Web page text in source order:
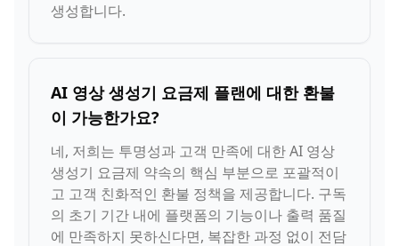
생성합니다.
AI 영상 생성기 요금제 플랜에 대한 환불
이 가능한가요?
네, 저희는 투명성과 고객 만족에 대한 AI 영상
생성기 요금제 약속의 핵심 부분으로 포괄적이
고 고객 친화적인 환불 정책을 제공합니다. 구독
의 초기 기간 내에 플랫폼의 기능이나 출력 품질
에 만족하지 못하신다면, 복잡한 과정 없이 전담